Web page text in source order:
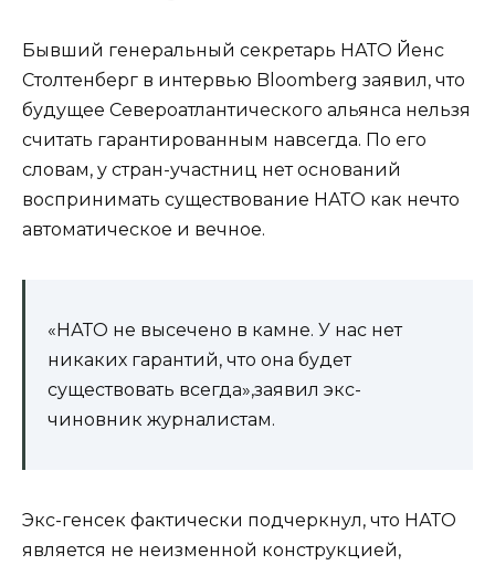
Бывший генеральный секретарь НАТО Йенс
Столтенберг в интервью Bloomberg заявил, что
будущее Североатлантического альянса нельзя
считать гарантированным навсегда. По его
словам, у стран-участниц нет оснований
воспринимать существование НАТО как нечто
автоматическое и вечное.
«НАТО не высечено в камне. У нас нет
никаких гарантий, что она будет
существовать всегда»,заявил экс-
чиновник журналистам.
Экс-генсек фактически подчеркнул, что НАТО
является не неизменной конструкцией,